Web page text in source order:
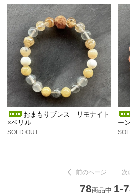
おまもりブレス リモナイト
×ベリル
SOLD OUT
ー
前のページ 次
78商品中 1-